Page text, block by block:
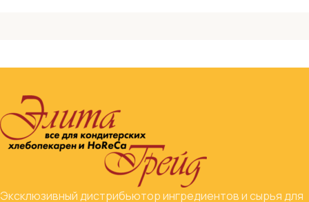
Эксклюзивный дистрибьютор ингредиентов и сырья для